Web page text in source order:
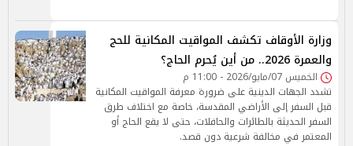
وزارة الأوقاف تكشف المواقيت المكانية للحج
والعمرة 2026.. من أين يُحرم الحاج؟
الخميس 07/مايو/2026 - 11:00 م
تشدد الجهات الدينية على ضرورة معرفة المواقيت المكانية
قبل السفر إلى الأراضي المقدسة، خاصة مع اختلاف طرق
السفر الحديثة بالطائرات والحافلات، حتى لا يقع الحاج أو
المعتمر في مخالفة شرعية دون قصد.